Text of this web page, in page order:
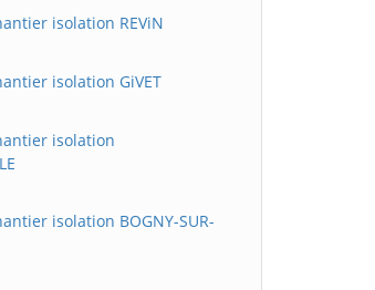
isolation REViN
isolation GiVET
isolation
isolation BOGNY-SUR-